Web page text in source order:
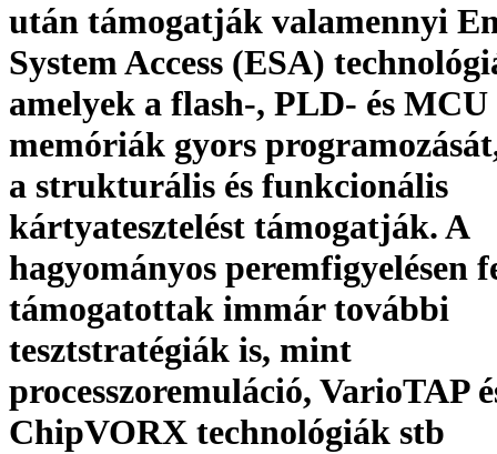
után támogatják valamennyi
System Access (ESA)
amelyek a flash-, PLD- és MCU
memóriák gyors
a strukturális és funkcionális
kártyatesztelést támogatják. A
hagyományos peremfigyelésen
támogatottak immár további
tesztstratégiák is, mint
processzoremuláció, VarioTAP
ChipVORX technológiák stb